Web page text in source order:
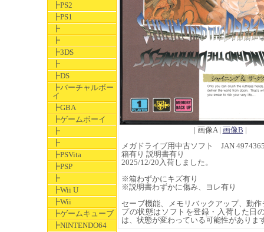
┣PS2
┣PS1
┣
┣
┣3DS
┣
┣DS
┣バーチャルボー
イ
┣GBA
┣ゲームボーイ
┣
┣
┣PSVita
┣PSP
┣
┣Wii U
┣Wii
┣ゲームキューブ
┣NINTENDO64
| 画像A | 画像B |
メガドライブ用中古ソフト JAN
箱有り 説明書有り
2025/12/20入荷しました。
※箱わずかにキズ有り
※説明書わずかに傷み、ヨレ有り
セーブ機能、メモリバックアップ、動
プの状態はソフトを登録・入荷した日
は、状態が変わっている可能性がありま